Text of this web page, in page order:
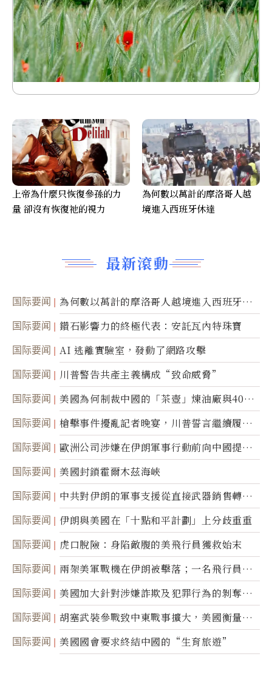
最新滾動
国际要闻
為何數以萬計的摩洛哥人越境進入西班牙休
達
国际要闻 鑽石影響力的終極代表：安託瓦內特珠寶
国际要闻 AI 逃離實驗室，發動了網路攻擊
国际要闻 川普警告共產主義構成“致命威脅”
国际要闻
美國為何制裁中國的「茶壺」煉油廠與40家
航運公司
国际要闻
槍擊事件擾亂記者晚宴，川普誓言繼續履行
職責
国际要闻
歐洲公司涉嫌在伊朗軍事行動前向中國提供
美軍基地的衛星影像
国际要闻 美國封鎖霍爾木茲海峽
国际要闻
中共對伊朗的軍事支援從直接武器銷售轉向
間接技術轉讓
国际要闻 伊朗與美國在「十點和平計劃」上分歧重重
国际要闻 虎口脫險：身陷敵腹的美飛行員獲救始末
国际要闻
兩架美軍戰機在伊朗被擊落；一名飛行員失
蹤
国际要闻
美國加大針對涉嫌詐欺及犯罪行為的剝奪公
民權力度
国际要闻
胡塞武裝參戰致中東戰事擴大，美國衡量地
面入侵的可能性
国际要闻 美國國會要求終結中國的“生育旅遊”
上帝為什麼只恢復參孫的力
量 卻沒有恢復祂的視力
為何數以萬計的摩洛哥人越
境進入西班牙休達